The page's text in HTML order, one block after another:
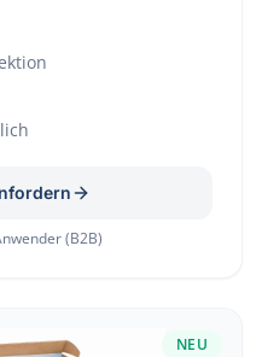
(B2B)
NEU